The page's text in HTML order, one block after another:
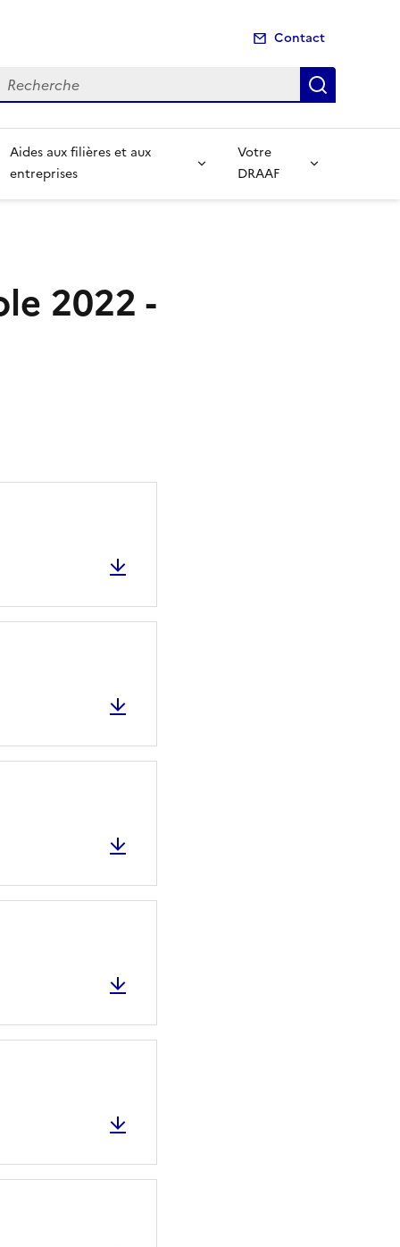
Contact
Recherche
Aides aux filières et aux
entreprises
Votre
DRAAF
2022 -